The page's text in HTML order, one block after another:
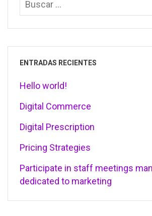
ENTRADAS RECIENTES
Hello world!
Digital Commerce
Digital Prescription
Pricing Strategies
Participate in staff meetings
dedicated to marketing